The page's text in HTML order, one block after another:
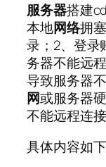
服务器搭建
本地网络拥
录；2、登录
务器不能远
导致服务器
网或服务器
不能远程连接
具体内容如下